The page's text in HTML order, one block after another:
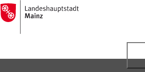
Inhalt anspringen
Zur
Startseite